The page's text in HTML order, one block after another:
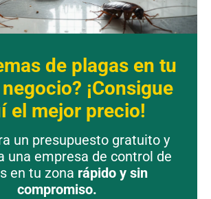
de plagas en tu
¡Consigue
el mejor precio!
un presupuesto gratuito y
una empresa de control de
en tu zona rápido y sin
compromiso.